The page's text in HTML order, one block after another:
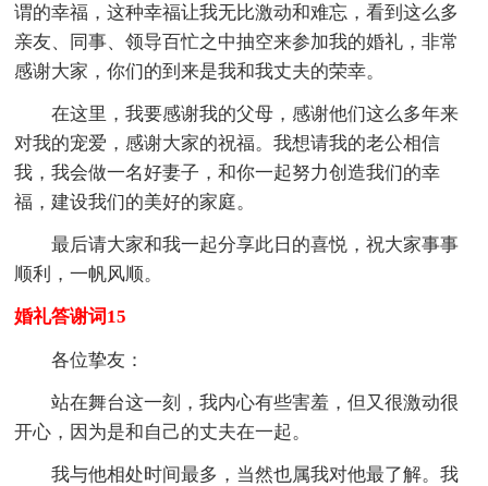
谓的幸福，这种幸福让我无比激动和难忘，看到这么多
亲友、同事、领导百忙之中抽空来参加我的婚礼，非常
感谢大家，你们的到来是我和我丈夫的荣幸。
在这里，我要感谢我的父母，感谢他们这么多年来
对我的宠爱，感谢大家的祝福。我想请我的老公相信
我，我会做一名好妻子，和你一起努力创造我们的幸
福，建设我们的美好的家庭。
最后请大家和我一起分享此日的喜悦，祝大家事事
顺利，一帆风顺。
婚礼答谢词15
各位挚友：
站在舞台这一刻，我内心有些害羞，但又很激动很
开心，因为是和自己的丈夫在一起。
我与他相处时间最多，当然也属我对他最了解。我